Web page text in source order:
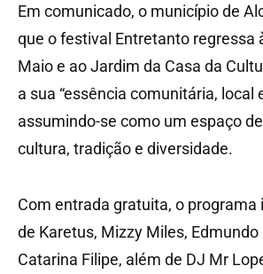
Em comunicado, o município de
que o festival Entretanto regressa
Maio e ao Jardim da Casa da
a sua “essência comunitária, local
assumindo-se como um espaço
cultura, tradição e diversidade.
Com entrada gratuita, o programa
de Karetus, Mizzy Miles, Edmundo
Catarina Filipe, além de DJ Mr